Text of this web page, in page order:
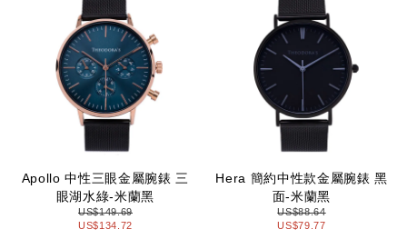
Apollo 中性三眼金屬腕錶 三
眼湖水綠-米蘭黑
US$149.69
US$134.72
Hera 簡約中性款金屬腕錶 黑
面-米蘭黑
US$88.64
US$79.77